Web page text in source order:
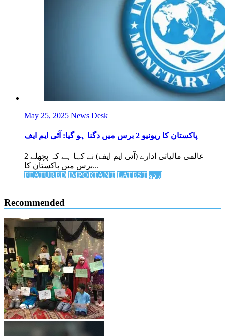
May 25, 2025 News Desk
پاکستان کا ریونیو 2 برس میں دگنا ہو گیا: آئی ایم ایف
عالمی مالیاتی ادارے (آئی ایم ایف) نے کہا ہے کہ پچھلے 2
برس میں پاکستان کا...
FEATURED IMPORTANT LATEST اردو
Recommended